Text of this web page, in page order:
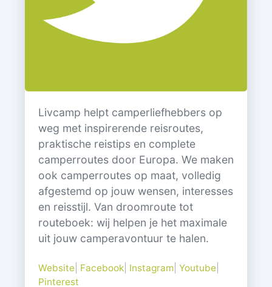
Livcamp helpt camperliefhebbers op
weg met inspirerende reisroutes,
praktische reistips en complete
camperroutes door Europa. We maken
ook camperroutes op maat, volledig
afgestemd op jouw wensen, interesses
en reisstijl. Van droomroute tot
routeboek: wij helpen je het maximale
uit jouw camperavontuur te halen.
Website| Facebook| Instagram| Youtube|
Pinterest